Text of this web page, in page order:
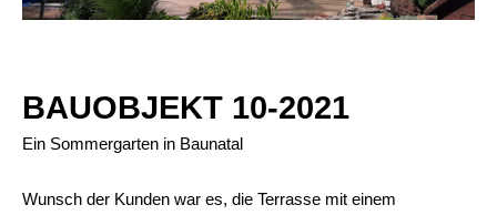
BAUOBJEKT 10-2021
Ein Sommergarten in Baunatal
Wunsch der Kunden war es, die Terrasse mit einem